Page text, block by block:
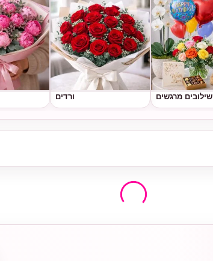
שילובים מרגשים ורדים